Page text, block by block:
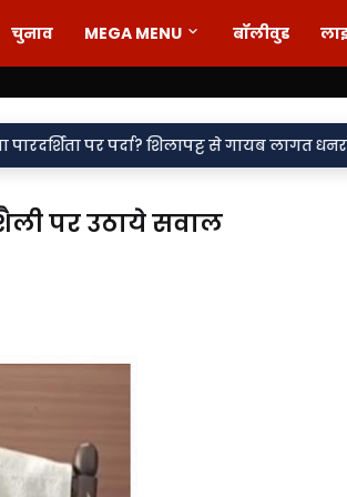
चुनाव MEGA MENU बॉलीवुड
से गायब लागत धनराशि, सवालों के घेरे में
पर उठाये सवाल